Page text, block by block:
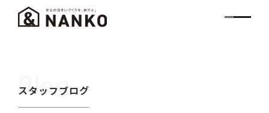
Blog
スタッフブログ